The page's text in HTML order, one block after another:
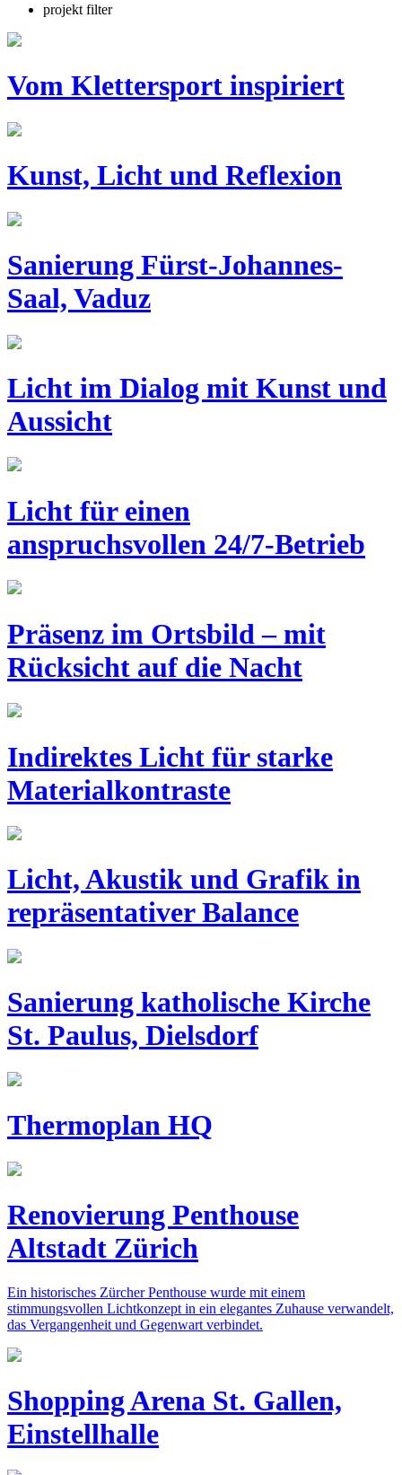
projekt filter
Vom Klettersport inspiriert
Kunst, Licht und Reflexion
Sanierung Fürst-Johannes-
Saal, Vaduz
Licht im Dialog mit Kunst und
Aussicht
Licht für einen
anspruchsvollen 24/7-Betrieb
Präsenz im Ortsbild – mit
Rücksicht auf die Nacht
Indirektes Licht für starke
Materialkontraste
Licht, Akustik und Grafik in
repräsentativer Balance
Sanierung katholische Kirche
St. Paulus, Dielsdorf
Thermoplan HQ
Renovierung Penthouse
Altstadt Zürich
Ein historisches Zürcher Penthouse wurde mit einem
stimmungsvollen Lichtkonzept in ein elegantes Zuhause verwandelt,
das Vergangenheit und Gegenwart verbindet.
Shopping Arena St. Gallen,
Einstellhalle